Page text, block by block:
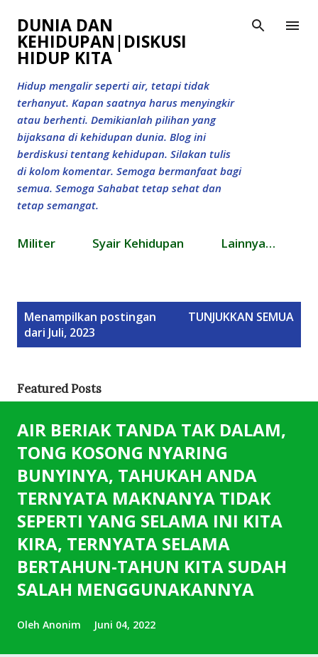
Langsung ke konten utama
DUNIA DAN
KEHIDUPAN|DISKUSI
HIDUP KITA
Hidup mengalir seperti air, tetapi tidak
terhanyut. Kapan saatnya harus menyingkir
atau berhenti. Demikianlah pilihan yang
bijaksana di kehidupan dunia. Blog ini
berdiskusi tentang kehidupan. Silakan tulis
di kolom komentar. Semoga bermanfaat bagi
semua. Semoga Sahabat tetap sehat dan
tetap semangat.
Militer Syair Kehidupan Lainnya…
n
Menampilkan postingan
dari Juli, 2023
TUNJUKKAN SEMUA
Featured Posts
AIR BERIAK TANDA TAK DALAM,
TONG KOSONG NYARING
BUNYINYA, TAHUKAH ANDA
TERNYATA MAKNANYA TIDAK
SEPERTI YANG SELAMA INI KITA
KIRA, TERNYATA SELAMA
BERTAHUN-TAHUN KITA SUDAH
SALAH MENGGUNAKANNYA
Oleh Anonim Juni 04, 2022